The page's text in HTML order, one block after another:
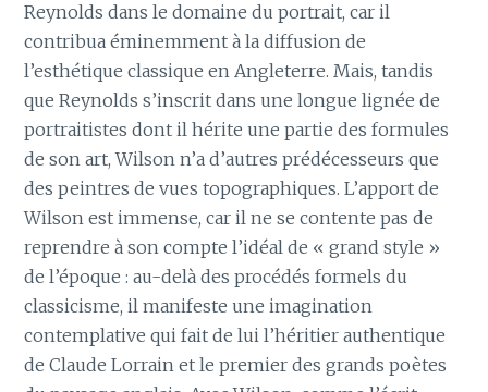
Reynolds dans le domaine du portrait, car il
contribua éminemment à la diffusion de
l’esthétique classique en Angleterre. Mais, tandis
que Reynolds s’inscrit dans une longue lignée de
portraitistes dont il hérite une partie des formules
de son art, Wilson n’a d’autres prédécesseurs que
des peintres de vues topographiques. L’apport de
Wilson est immense, car il ne se contente pas de
reprendre à son compte l’idéal de « grand style »
de l’époque : au-delà des procédés formels du
classicisme, il manifeste une imagination
contemplative qui fait de lui l’héritier authentique
de Claude Lorrain et le premier des grands poètes